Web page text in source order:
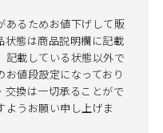
あるためお値下げして販
状態は商品説明欄に記載
記載している状態以外で
値段設定になっており
交換は一切承ることがで
ようお願い申し上げま